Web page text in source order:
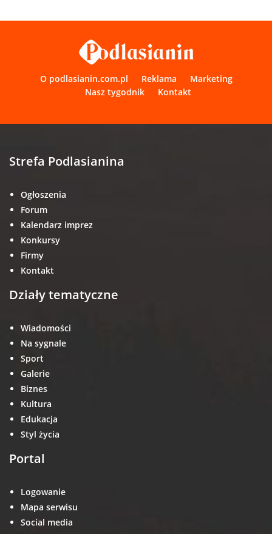
O podlasianin.com.pl Reklama
Marketing
Nasz tygodnik
Kontakt
Strefa Podlasianina
Ogłoszenia
Forum
Kalendarz imprez
Konkursy
Firmy
Kontakt
Działy tematyczne
Wiadomości
Na sygnale
Sport
Galerie
Biznes
Kultura
Edukacja
Styl życia
Portal
Logowanie
Mapa serwisu
Social media